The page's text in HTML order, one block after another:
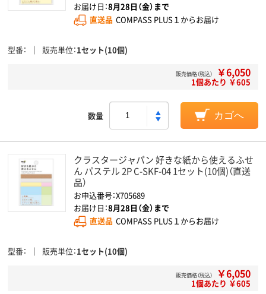
お届け日：8月28日（金）まで
直送品 COMPASS PLUS１からお届け
型番 販売単位 1セット(10個)
販売価格（税込） ￥6,050
1個あたり ￥605
数量 カゴへ
クラスタージャパン 好きな紙から使えるふせ
ん パステル 2P C-SKF-04 1セット(10個)（直送
品）
お申込番号：X705689
お届け日：8月28日（金）まで
直送品 COMPASS PLUS１からお届け
型番 販売単位 1セット(10個)
販売価格（税込） ￥6,050
1個あたり ￥605